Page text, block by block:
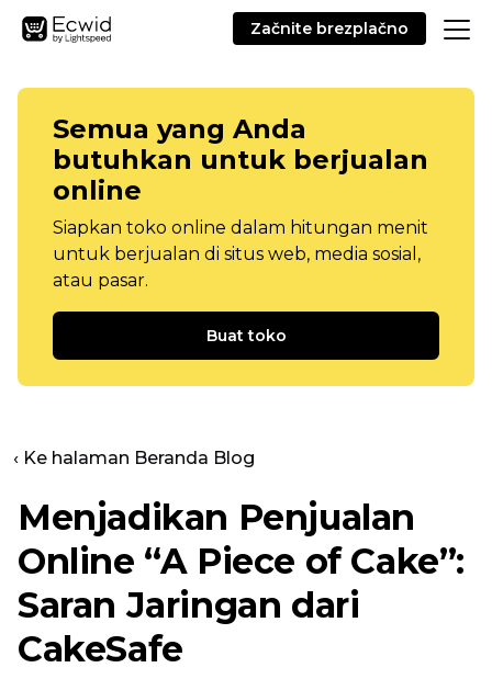
Začnite brezplačno
Semua yang Anda
butuhkan untuk berjualan
online
Siapkan toko online dalam hitungan menit
untuk berjualan di situs web, media sosial,
atau pasar.
Buat toko
‹ Ke halaman Beranda Blog
Menjadikan Penjualan
Online “A Piece of Cake”:
Saran Jaringan dari
CakeSafe